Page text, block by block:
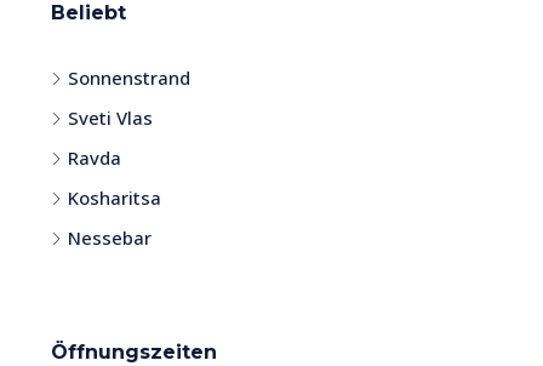
Beliebt
Sonnenstrand
Sveti Vlas
Ravda
Kosharitsa
Nessebar
Öffnungszeiten